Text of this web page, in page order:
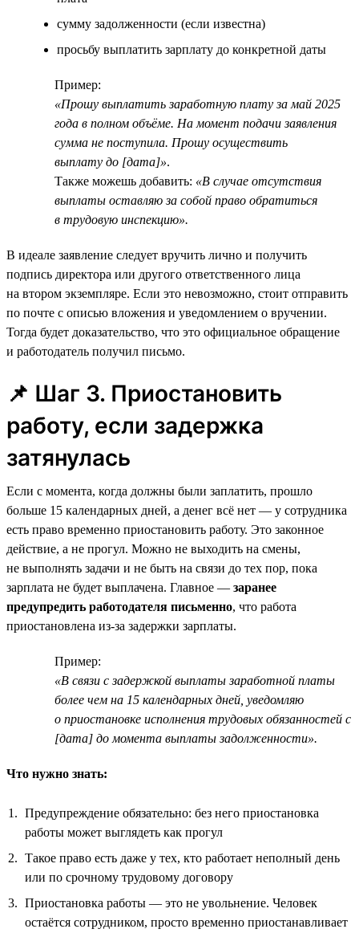
сумму задолженности (если известна)
просьбу выплатить зарплату до конкретной даты
Пример:
«Прошу выплатить заработную плату за май 2025
года в полном объёме. На момент подачи заявления
сумма не поступила. Прошу осуществить
выплату до [дата]».
Также можешь добавить: «В случае отсутствия
выплаты оставляю за собой право обратиться
в трудовую инспекцию».
В идеале заявление следует вручить лично и получить
подпись директора или другого ответственного лица
на втором экземпляре. Если это невозможно, стоит отправить
по почте с описью вложения и уведомлением о вручении.
Тогда будет доказательство, что это официальное обращение
и работодатель получил письмо.
📌 Шаг 3. Приостановить
работу, если задержка
затянулась
Если с момента, когда должны были заплатить, прошло
больше 15 календарных дней, а денег всё нет — у сотрудника
есть право временно приостановить работу. Это законное
действие, а не прогул. Можно не выходить на смены,
не выполнять задачи и не быть на связи до тех пор, пока
зарплата не будет выплачена. Главное — заранее
предупредить работодателя письменно, что работа
приостановлена из-за задержки зарплаты.
Пример:
«В связи с задержкой выплаты заработной платы
более чем на 15 календарных дней, уведомляю
о приостановке исполнения трудовых обязанностей с
[дата] до момента выплаты задолженности».
Что нужно знать:
Предупреждение обязательно: без него приостановка
работы может выглядеть как прогул
Такое право есть даже у тех, кто работает неполный день
или по срочному трудовому договору
Приостановка работы — это не увольнение. Человек
остаётся сотрудником, просто временно приостанавливает